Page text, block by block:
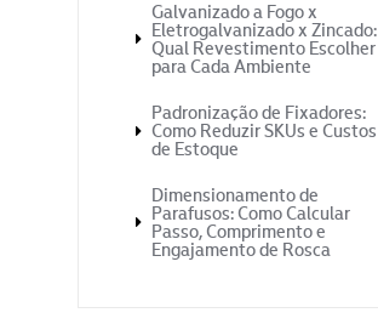
Galvanizado a Fogo x
Eletrogalvanizado x Zincado:
Qual Revestimento Escolher
para Cada Ambiente
Padronização de Fixadores:
Como Reduzir SKUs e Custos
de Estoque
Dimensionamento de
Parafusos: Como Calcular
Passo, Comprimento e
Engajamento de Rosca